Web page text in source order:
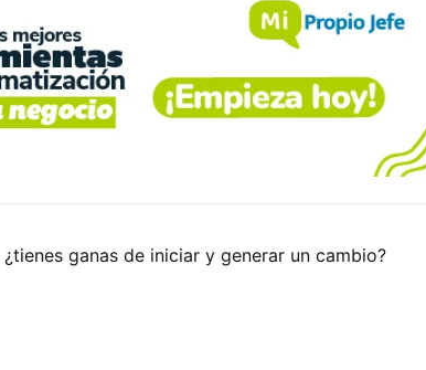
ganas de iniciar y generar un cambio?